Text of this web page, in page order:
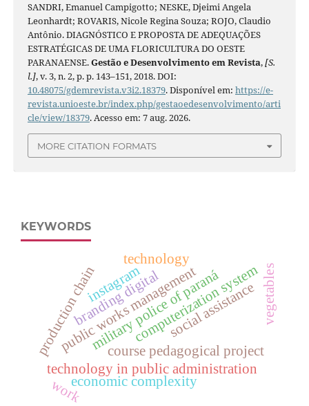
SANDRI, Emanuel Campigotto; NESKE, Djeimi Angela
Leonhardt; ROVARIS, Nicole Regina Souza; ROJO, Claudio
Antônio. DIAGNÓSTICO E PROPOSTA DE ADEQUAÇÕES
ESTRATÉGICAS DE UMA FLORICULTURA DO OESTE
PARANAENSE.Gestão e Desenvolvimento em Revista,[S.
l.], v. 3, n. 2, p. p. 143–151, 2018. DOI:
10.48075/gdemrevista.v3i2.18379. Disponível em: https://e-
revista.unioeste.br/index.php/gestaoedesenvolvimento/arti
cle/view/18379. Acesso em: 7 aug. 2026.
MORE CITATION FORMATS
KEYWORDS
military police of paraná
course pedagogical project
computerization system
public works management
technology in public administration
economic complexity
production chain vegetables
branding digital
instagram social assistance
technology
work